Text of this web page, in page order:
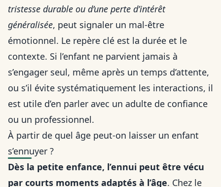
tristesse durable ou d’une perte d’intérêt
généralisée, peut signaler un mal-être
émotionnel. Le repère clé est la durée et le
contexte. Si l’enfant ne parvient jamais à
s’engager seul, même après un temps d’attente,
ou s’il évite systématiquement les interactions, il
est utile d’en parler avec un adulte de confiance
ou un professionnel.
À partir de quel âge peut-on laisser un enfant
s’ennuyer ?
Dès la petite enfance, l’ennui peut être vécu
par courts moments adaptés à l’âge. Chez le